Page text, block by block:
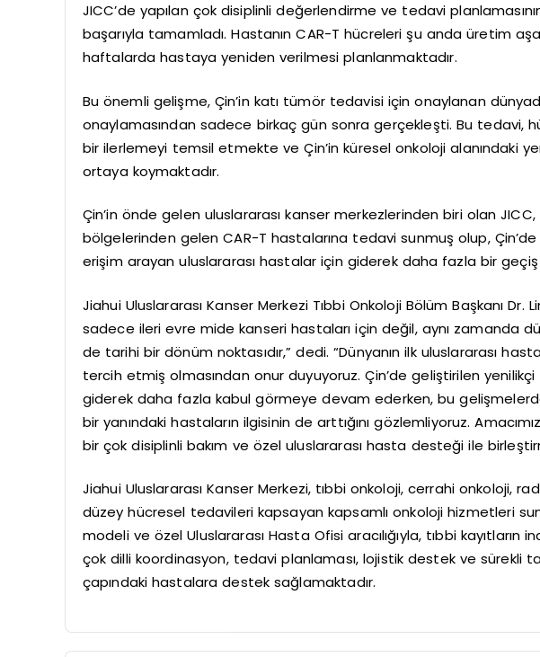
JICC’de yapılan çok disiplinli değerlendirme ve tedavi
başarıyla tamamladı. Hastanın CAR-T hücreleri şu anda üretim
haftalarda hastaya yeniden verilmesi planlanmaktadır.
Bu önemli gelişme, Çin’in katı tümör tedavisi için onaylanan
onaylamasından sadece birkaç gün sonra gerçekleşti. Bu tedavi,
bir ilerlemeyi temsil etmekte ve Çin’in küresel onkoloji alanındaki
ortaya koymaktadır.
Çin’in önde gelen uluslararası kanser merkezlerinden biri olan
bölgelerinden gelen CAR-T hastalarına tedavi sunmuş olup,
erişim arayan uluslararası hastalar için giderek daha fazla bir
Jiahui Uluslararası Kanser Merkezi Tıbbi Onkoloji Bölüm Başkanı Dr.
sadece ileri evre mide kanseri hastaları için değil, aynı zamanda
de tarihi bir dönüm noktasıdır,” dedi. “Dünyanın ilk uluslararası
tercih etmiş olmasından onur duyuyoruz. Çin’de geliştirilen
giderek daha fazla kabul görmeye devam ederken, bu
bir yanındaki hastaların ilgisinin de arttığını gözlemliyoruz.
bir çok disiplinli bakım ve özel uluslararası hasta desteği ile
Jiahui Uluslararası Kanser Merkezi, tıbbi onkoloji, cerrahi onkoloji,
düzey hücresel tedavileri kapsayan kapsamlı onkoloji hizmetleri
modeli ve özel Uluslararası Hasta Ofisi aracılığıyla, tıbbi kayıtların
çok dilli koordinasyon, tedavi planlaması, lojistik destek ve sürekli
çapındaki hastalara destek sağlamaktadır.